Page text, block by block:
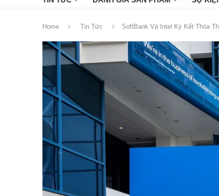
Home Tin Tức SoftBank Và Intel Ký Kết Thỏa